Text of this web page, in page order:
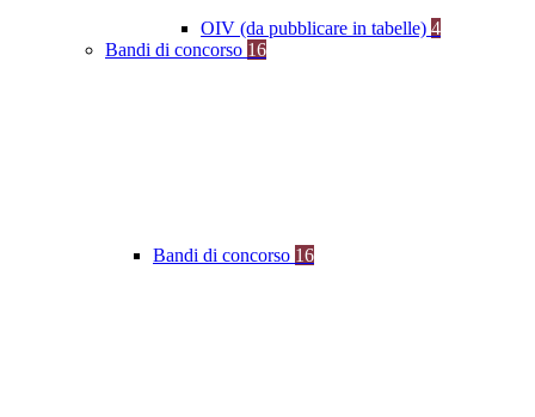
OIV (da pubblicare in tabelle) 4
Bandi di concorso 16
Bandi di concorso 16